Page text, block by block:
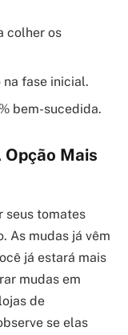
colher os
na fase inicial.
bem-sucedida.
Opção Mais
seus tomates
As mudas já vêm
já estará mais
mudas em
de
se elas